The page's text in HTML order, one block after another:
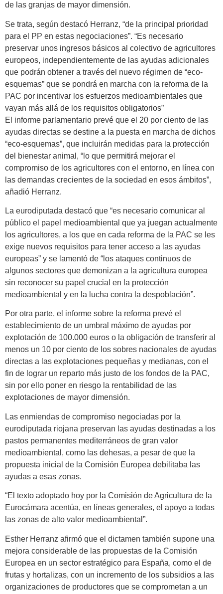
de las granjas de mayor dimensión.
Se trata, según destacó Herranz, “de la principal prioridad
para el PP en estas negociaciones”. “Es necesario
preservar unos ingresos básicos al colectivo de agricultores
europeos, independientemente de las ayudas adicionales
que podrán obtener a través del nuevo régimen de “eco-
esquemas” que se pondrá en marcha con la reforma de la
PAC por incentivar los esfuerzos medioambientales que
vayan más allá de los requisitos obligatorios”
El informe parlamentario prevé que el 20 por ciento de las
ayudas directas se destine a la puesta en marcha de dichos
“eco-esquemas”, que incluirán medidas para la protección
del bienestar animal, “lo que permitirá mejorar el
compromiso de los agricultores con el entorno, en línea con
las demandas crecientes de la sociedad en esos ámbitos”,
añadió Herranz.
La eurodiputada destacó que “es necesario comunicar al
público el papel medioambiental que ya juegan actualmente
los agricultores, a los que en cada reforma de la PAC se les
exige nuevos requisitos para tener acceso a las ayudas
europeas” y se lamentó de “los ataques continuos de
algunos sectores que demonizan a la agricultura europea
sin reconocer su papel crucial en la protección
medioambiental y en la lucha contra la despoblación”.
Por otra parte, el informe sobre la reforma prevé el
establecimiento de un umbral máximo de ayudas por
explotación de 100.000 euros o la obligación de transferir al
menos un 10 por ciento de los sobres nacionales de ayudas
directas a las explotaciones pequeñas y medianas, con el
fin de lograr un reparto más justo de los fondos de la PAC,
sin por ello poner en riesgo la rentabilidad de las
explotaciones de mayor dimensión.
Las enmiendas de compromiso negociadas por la
eurodiputada riojana preservan las ayudas destinadas a los
pastos permanentes mediterráneos de gran valor
medioambiental, como las dehesas, a pesar de que la
propuesta inicial de la Comisión Europea debilitaba las
ayudas a esas zonas.
“El texto adoptado hoy por la Comisión de Agricultura de la
Eurocámara acentúa, en líneas generales, el apoyo a todas
las zonas de alto valor medioambiental”.
Esther Herranz afirmó que el dictamen también supone una
mejora considerable de las propuestas de la Comisión
Europea en un sector estratégico para España, como el de
frutas y hortalizas, con un incremento de los subsidios a las
organizaciones de productores que se comprometan a un